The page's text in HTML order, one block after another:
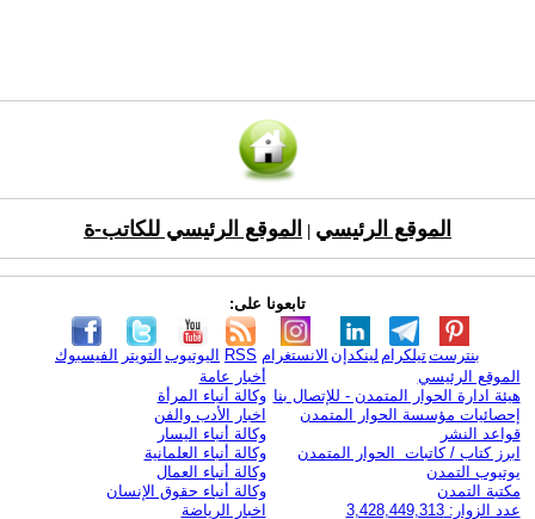
الموقع الرئيسي الموقع الرئيسي للكاتب-ة
تابعونا على:
الفيسبوك التويتر اليوتيوب RSS الانستغرام لينكدإن تيلكرامبنترست
الموقع الرئيسي
هيئة ادارة الحوار المتمدن - للإتصال بنا
إحصائيات مؤسسة الحوار المتمدن
قواعد النشر
ابرز كتاب / كاتبات الحوار المتمدن
يوتيوب التمدن
مكتبة التمدن
عدد الزوار: 3,428,449,313
أخبار عامة
وكالة أنباء المرأة
اخبار الأدب والفن
وكالة أنباء اليسار
وكالة أنباء العلمانية
وكالة أنباء العمال
وكالة أنباء حقوق الإنسان
اخبار الرياضة